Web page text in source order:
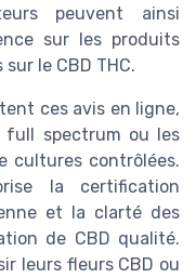
peuvent ainsi
sur les produits
le CBD THC.
ces avis en ligne,
full spectrum ou les
cultures contrôlées.
la certification
et la clarté des
de CBD qualité.
leurs fleurs CBD ou